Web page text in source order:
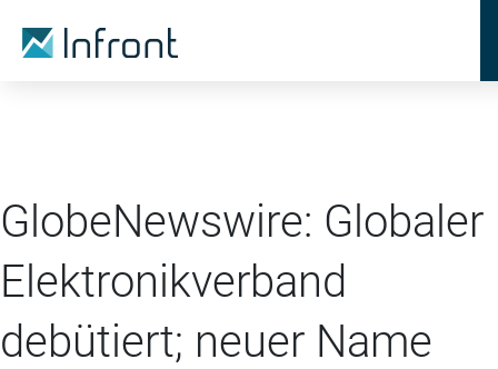
GlobeNewswire: Globaler
Elektronikverband
debütiert; neuer Name